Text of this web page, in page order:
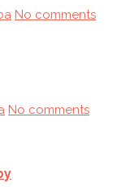
No comments
No comments